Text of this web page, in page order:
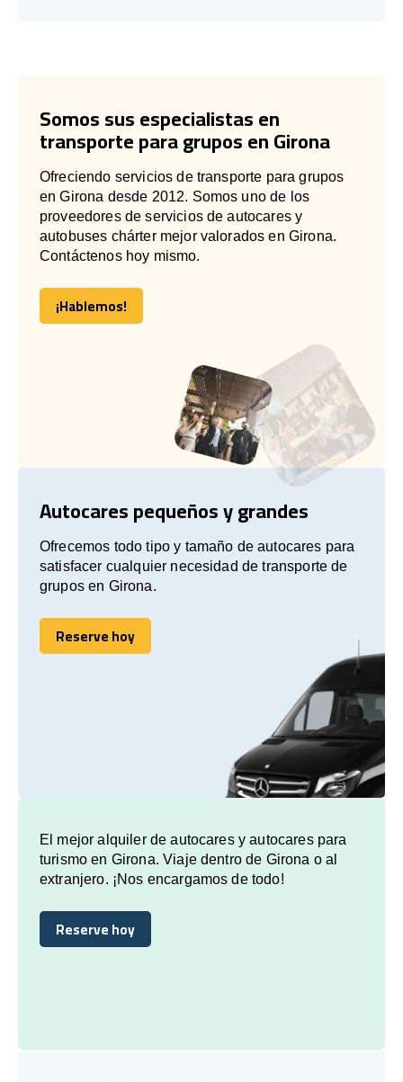
Somos sus especialistas en
transporte para grupos en Girona
Ofreciendo servicios de transporte para grupos
en Girona desde 2012. Somos uno de los
proveedores de servicios de autocares y
autobuses chárter mejor valorados en Girona.
Contáctenos hoy mismo.
¡Hablemos!
¡Hablemos!
Autocares pequeños y grandes
Ofrecemos todo tipo y tamaño de autocares para
satisfacer cualquier necesidad de transporte de
grupos en Girona.
Reserve hoy
Reserve hoy
El mejor alquiler de autocares y autocares para
turismo en Girona. Viaje dentro de Girona o al
extranjero. ¡Nos encargamos de todo!
Reserve hoy
Reserve hoy